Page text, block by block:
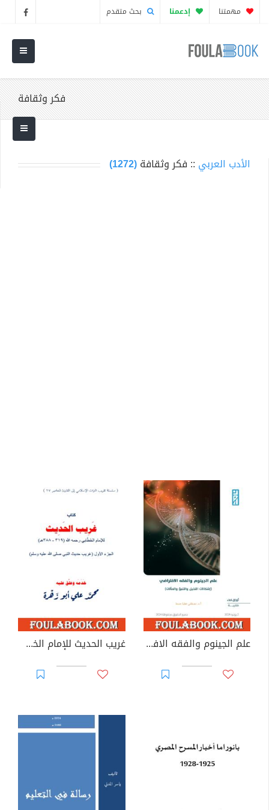
مهمتنا إدعمنا بحث متقدم
فكر وثقافة
الأدب العربي :: فكر وثقافة(1272)
علم الجينوم والفقه الافتراضي - إشكالات التخيل والتنبؤ والمآلات غريب الحديث للإمام الخطابي رحمه الله - الجزء الأول